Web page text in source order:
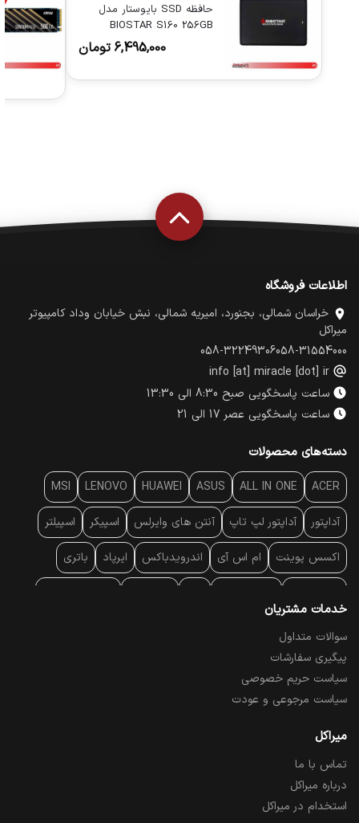
حافظه SSD بایوستار مدل
BIOSTAR S160 256GB
6,495,000 تومان
اطلاعات فروشگاه
خراسان شمالی، بجنورد، امیریه شمالی، نبش خیابان وداد کامپیوتر
میراکل
058-31554000
058-32249306
info [at] miracle [dot] ir
ساعت پاسخگویی صبح 8:30 الی 13:30
ساعت پاسخگویی عصر 17 الی 21
دسته‌های محصولات
ACER
ALL IN ONE
ASUS
HUAWEI
LENOVO
MSI
آداپتور آداپتور لپ تاپ آنتن‌ های وایرلس اسپیکر اسپیلتر
اکسس پوینت ام اس آی اندرویدباکس ایرپاد باتری
پایه سقفی
پرده نمایش
تبلت و موبایل تجهیزات پسیو شبکه
تلویزیون
درایو نوری
دستگاه ضبط تصاویر
خدمات مشتریان
سوالات متداول
پیگیری سفارشات
سیاست حریم خصوصی
سیاست مرجوعی و عودت
میراکل
تماس با ما
درباره میراکل
استخدام در میراکل